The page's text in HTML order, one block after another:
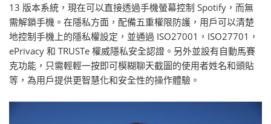
13 版本系統，現在可以直接透過手機螢幕控制 Spotify，而無
需解鎖手機。在隱私方面，配備五重權限防護，用戶可以清楚
地控制手機上的隱私權設定，並通過 ISO27001，ISO27701，
ePrivacy 和 TRUSTe 權威隱私安全認證。另外並設有自動馬賽
克功能，只需輕輕一按即可模糊聊天截圖的使用者姓名和頭貼
等，為用戶提供更智慧化和安全性的操作體驗。